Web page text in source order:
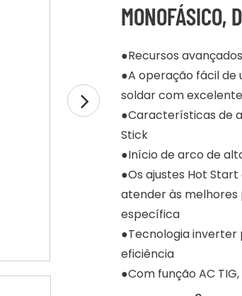
●Recursos
●A operação fácil
soldar com
●Características de
Stick
●Início de arco de
●Os ajustes Hot
atender às melhores
específica
●Tecnologia inverter
eficiência
●Com função AC TIG,